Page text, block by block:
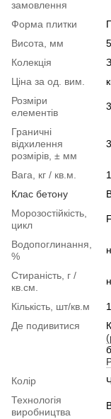
замовлення
Форма плитки
Висота, мм
Колекція
Ціна за од. вим.
Розміри
елементів
Граничні
відхилення
розмірів, ± мм
3
Вага, кг / кв.м.
Клас бетону
Морозостійкість,
цикл
Водопоглинання,
%
Стираність, г /
кв.см.
Кількість, шт/кв.м
Де подивитися
Колір
Технологія
виробництва